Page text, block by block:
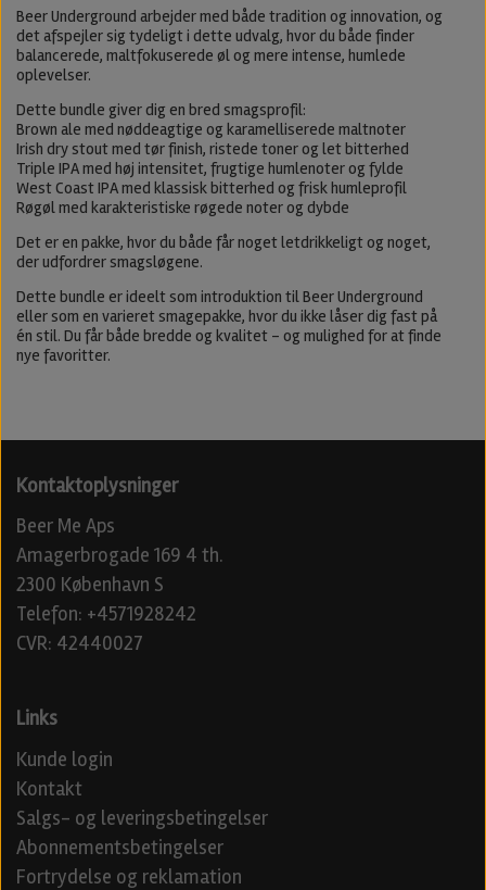
Beer Underground arbejder med både tradition og innovation, og
det afspejler sig tydeligt i dette udvalg, hvor du både finder
balancerede, maltfokuserede øl og mere intense, humlede
oplevelser.
Dette bundle giver dig en bred smagsprofil:
Brown ale med nøddeagtige og karamelliserede maltnoter
Irish dry stout med tør finish, ristede toner og let bitterhed
Triple IPA med høj intensitet, frugtige humlenoter og fylde
West Coast IPA med klassisk bitterhed og frisk humleprofil
Røgøl med karakteristiske røgede noter og dybde
Det er en pakke, hvor du både får noget letdrikkeligt og noget,
der udfordrer smagsløgene.
Dette bundle er ideelt som introduktion til Beer Underground
eller som en varieret smagepakke, hvor du ikke låser dig fast på
én stil. Du får både bredde og kvalitet – og mulighed for at finde
nye favoritter.
Kontaktoplysninger
Beer Me Aps
Amagerbrogade 169 4 th.
2300 København S
Telefon: +4571928242
CVR: 42440027
Links
Kunde login
Kontakt
Salgs- og leveringsbetingelser
Abonnementsbetingelser
Fortrydelse og reklamation